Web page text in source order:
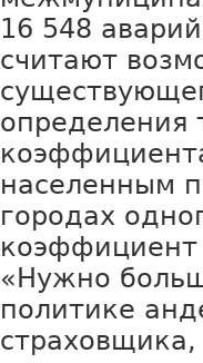
16 548
считают
определения
населенным
городах
коэффициент
«Нужно
политике